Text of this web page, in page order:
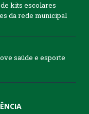
kits escolares
da rede municipal
saúde e esporte